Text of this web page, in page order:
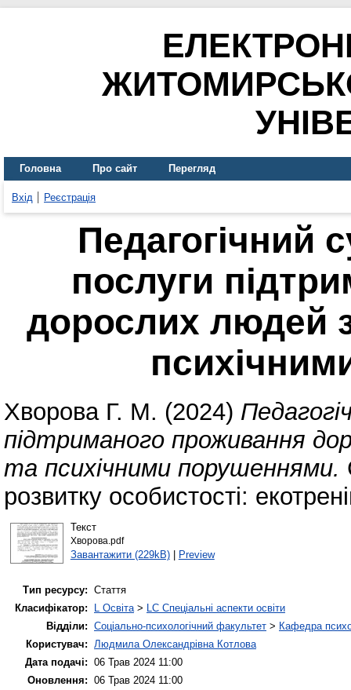
Головна Про сайт Перегляд
Вхід Реєстрація
Педагогічний
послуги
дорослих людей
Хворова Г. М. (2024)
підтриманого проживання
та психічними порушеннями.
розвитку особистості:
Текст
Хворова.pdf
Завантажити (229kB)| Preview
Тип ресурсу: Стаття
Класифікатор:
L Освіта> LC Спеціальні аспекти освіти
Відділи: Соціально-психологічний факультет > Кафедра
Користувач: Людмила Олександрівна Котлова
Дата подачі: 06 Трав 2024 11:00
Оновлення: 06 Трав 2024 11:00